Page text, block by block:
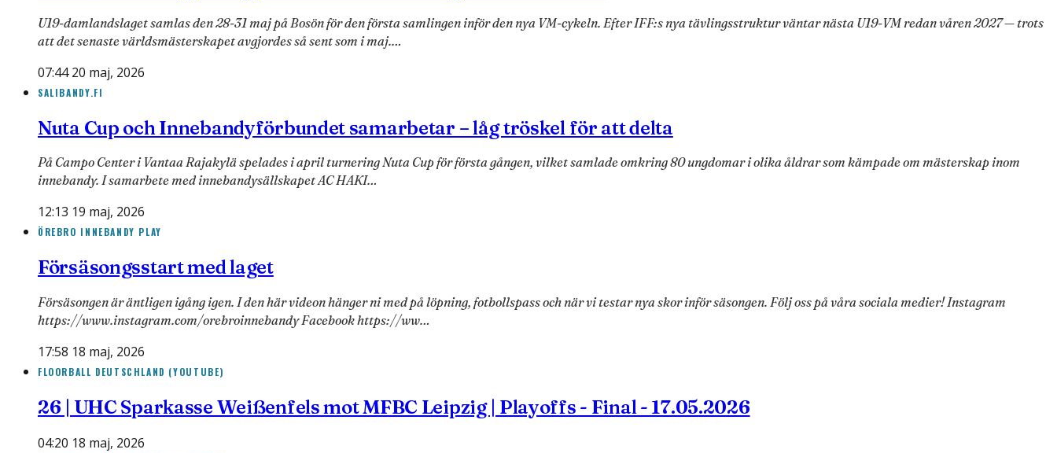
U19-damlandslaget samlas den 28-31 maj på Bosön för den första samlingen inför den nya VM-cykeln. Efter IFF:s nya tävlingsstruktur väntar nästa U19-VM redan våren 2027 — trots
att det senaste världsmästerskapet avgjordes så sent som i maj.…
07:44 20 maj, 2026
SALIBANDY.FI
Nuta Cup och Innebandyförbundet samarbetar – låg tröskel för att delta
På Campo Center i Vantaa Rajakylä spelades i april turnering Nuta Cup för första gången, vilket samlade omkring 80 ungdomar i olika åldrar som kämpade om mästerskap inom
innebandy. I samarbete med innebandysällskapet AC HAKI…
12:13 19 maj, 2026
ÖREBRO INNEBANDY PLAY
Försäsongsstart med laget
Försäsongen är äntligen igång igen. I den här videon hänger ni med på löpning, fotbollspass och när vi testar nya skor inför säsongen. Följ oss på våra sociala medier! Instagram
https://www.instagram.com/orebroinnebandy Facebook https://ww…
17:58 18 maj, 2026
FLOORBALL DEUTSCHLAND (YOUTUBE)
26 | UHC Sparkasse Weißenfels mot MFBC Leipzig | Playoffs - Final - 17.05.2026
04:20 18 maj, 2026